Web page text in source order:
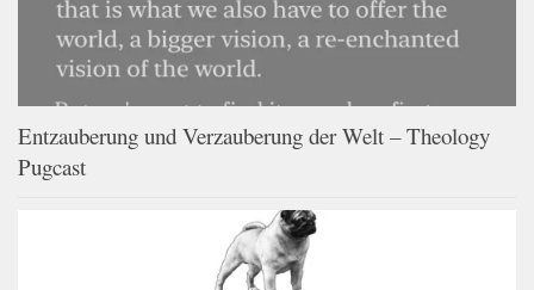
Entzauberung und Verzauberung der Welt – Theology
Pugcast